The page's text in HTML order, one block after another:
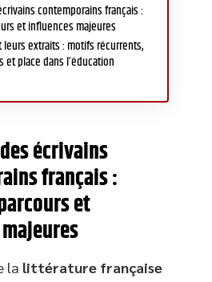
contemporains français :
et influences majeures
leurs extraits : motifs récurrents,
place dans l’éducation
écrivains
français :
et
la littérature française